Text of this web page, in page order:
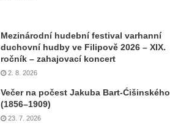
Mezinárodní hudební festival varhanní
duchovní hudby ve Filipově 2026 – XIX.
ročník – zahajovací koncert
2. 8. 2026
Večer na počest Jakuba Bart-Ćišinského
(1856–1909)
23. 7. 2026